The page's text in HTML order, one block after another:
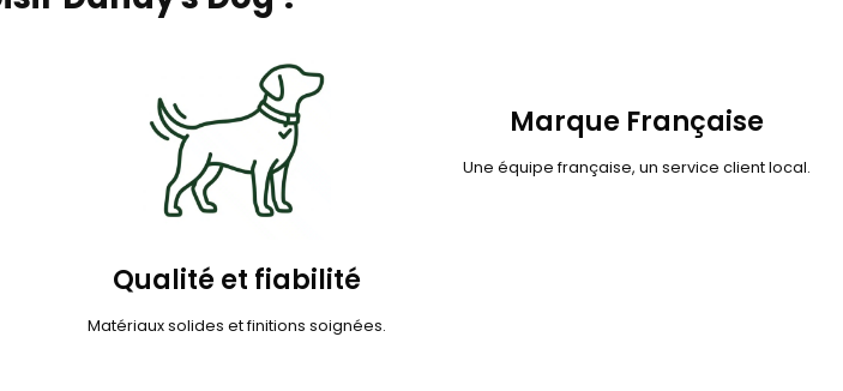
Qualité et fiabilité
Matériaux solides et finitions soignées.
Marque Française
Une équipe française, un service client local.